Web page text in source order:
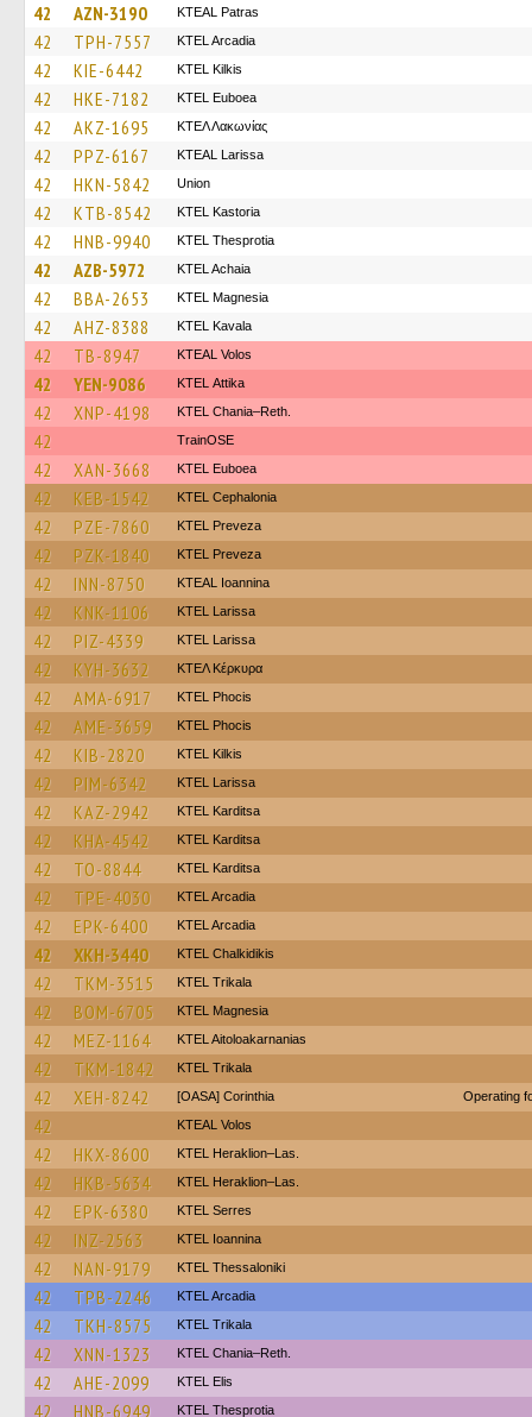
42 AZN-3190 KTEAL Patras
42 TPH-7557 KTEL Arcadia
42 KIE-6442 KTEL Kilkis
42 HKE-7182 ΚΤΕL Euboea
42 AKZ-1695 ΚΤΕΛ Λακωνίας
42 PPZ-6167 KTEAL Larissa
42 HKN-5842 Union
42 KTB-8542 KTEL Kastoria
42 HNB-9940 KTEL Thesprotia
42 AZB-5972 KTEL Achaia
42 BBA-2653 ΚΤΕL Magnesia
42 AHZ-8388 KTEL Kavala
42 TB-8947 KTEAL Volos
42 YEN-9086 KΤΕL Αttika
42 XNP-4198 KTEL Chania–Reth.
42 TrainΟSE
42 XAN-3668 ΚΤΕL Euboea
42 KEB-1542 KTEL Cephalonia
42 PZE-7860 KTEL Preveza
42 PZK-1840 KTEL Preveza
42 INN-8750 KTEAL Ioannina
42 KNK-1106 KTEL Larissa
42 PIZ-4339 KTEL Larissa
42 KYH-3632 ΚΤΕΛ Κέρκυρα
42 AMA-6917 ΚΤΕL Phocis
42 AME-3659 ΚΤΕL Phocis
42 KIB-2820 KTEL Kilkis
42 PIM-6342 KTEL Larissa
42 KAZ-2942 ΚΤΕL Karditsa
42 KHA-4542 ΚΤΕL Karditsa
42 TO-8844 ΚΤΕL Karditsa
42 TPE-4030 KTEL Arcadia
42 EPK-6400 KTEL Arcadia
42 XKH-3440 ΚΤΕL Chalkidikis
42 TKM-3515 ΚΤΕL Τrikala
42 BOM-6705 ΚΤΕL Magnesia
42 MEZ-1164 KTEL Aitoloakarnanias
42 TKM-1842 ΚΤΕL Τrikala
42 XEH-8242 [OASA] Corinthia Operating
42 KTEAL Volos
42 HKX-8600 KTEL Heraklion–Las.
42 HKB-5634 KTEL Heraklion–Las.
42 EPK-6380 KTEL Serres
42 INZ-2563 KTEL Ioannina
42 NAN-9179 KTEL Thessaloniki
42 TPB-2246 KTEL Arcadia
42 TKH-8575 ΚΤΕL Τrikala
42 XNN-1323 KTEL Chania–Reth.
42 AHE-2099 KTEL Elis
42 HNB-6949 KTEL Thesprotia